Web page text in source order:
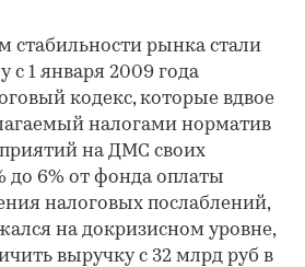
стабильности рынка стали
с 1 января 2009 года
кодекс, которые вдвое
налогами норматив
на ДМС своих
до 6% от фонда оплаты
налоговых послаблений,
на докризисном уровне,
выручку с 32 млрд руб в